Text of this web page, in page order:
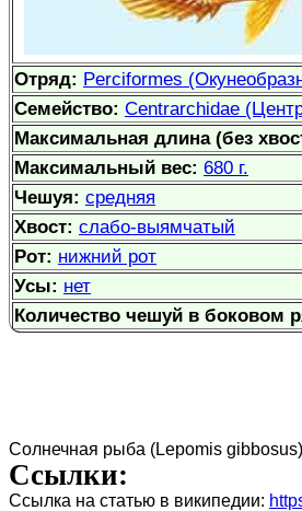
Отряд: Perciformes
Семейство: Centrarchidae
Максимальная длина (без
Максимальный вес: 680 г.
Чешуя: средняя
Хвост: слабо-выямчатый
Рот: нижний рот
Усы: нет
Количество чешуй в боковом
Солнечная рыба (Lepomis
Ссылки:
Ссылка на статью в википедии: